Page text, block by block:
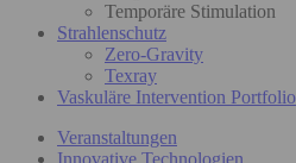
Temporäre Stimulation
Strahlenschutz
Zero-Gravity
Texray
Vaskuläre Intervention Portfolio
Veranstaltungen
Innovative Technologien